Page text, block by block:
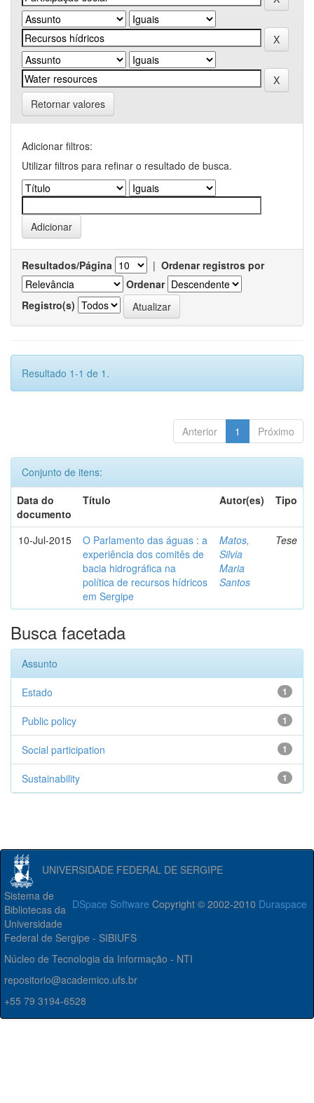
Retornar valores
Adicionar filtros:
Utilizar filtros para refinar o resultado de busca.
Resultados/Página | Ordenar registros por
Ordenar
Registro(s)
Resultado 1-1 de 1.
Anterior 1 Próximo
Conjunto de itens:
Data do
documento
Título Autor(es) Tipo
10-Jul-2015
O Parlamento das águas : a
experiência dos comitês de
bacia hidrográfica na
política de recursos hídricos
em Sergipe
Matos,
Silvia
Maria
Santos
Tese
Busca facetada
Assunto
1
Estado
1
Public policy
1
Social participation
1
Sustainability
UNIVERSIDADE FEDERAL DE SERGIPE
DSpace Software Copyright © 2002-2010 Duraspace
Sistema de
Bibliotecas da
Universidade
Federal de Sergipe - SIBIUFS
Núcleo de Tecnologia da Informação - NTI
repositorio@academico.ufs.br
+55 79 3194-6528